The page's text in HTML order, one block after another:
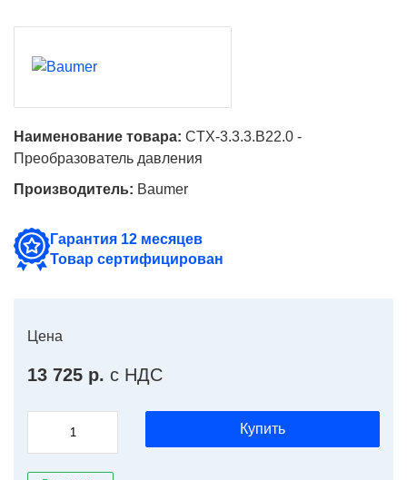
Наименование товара: CTX-3.3.3.B22.0 -
Преобразователь давления
Производитель: Baumer
Гарантия 12 месяцев
Товар сертифицирован
Цена
13 725 р. с НДС
Купить